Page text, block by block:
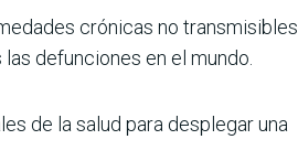
crónicas no transmisibles
defunciones en el mundo.
de la salud para desplegar una